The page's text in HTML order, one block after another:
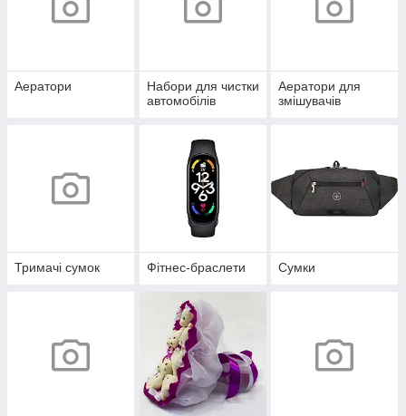
Аератори
Набори для чистки
автомобілів
Аератори для
змішувачів
Тримачі сумок Фітнес-браслети Сумки